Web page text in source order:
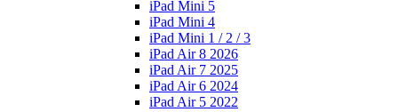
iPad Mini 5
iPad Mini 4
iPad Mini 1 / 2 / 3
iPad Air 8 2026
iPad Air 7 2025
iPad Air 6 2024
iPad Air 5 2022